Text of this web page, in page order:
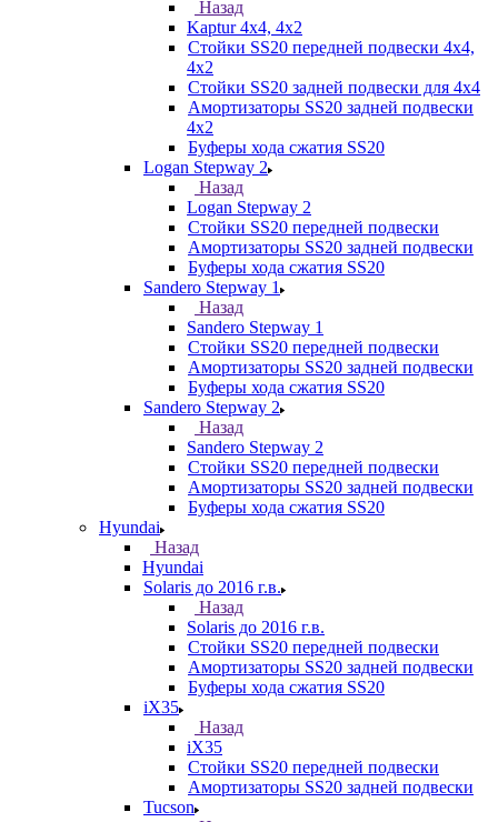
Назад
Kaptur 4х4, 4х2
Стойки SS20 передней подвески 4х4,
4x2
Стойки SS20 задней подвески для 4х4
Амортизаторы SS20 задней подвески
4х2
Буферы хода сжатия SS20
Logan Stepway 2
Назад
Logan Stepway 2
Стойки SS20 передней подвески
Амортизаторы SS20 задней подвески
Буферы хода сжатия SS20
Sandero Stepway 1
Назад
Sandero Stepway 1
Стойки SS20 передней подвески
Амортизаторы SS20 задней подвески
Буферы хода сжатия SS20
Sandero Stepway 2
Назад
Sandero Stepway 2
Стойки SS20 передней подвески
Амортизаторы SS20 задней подвески
Буферы хода сжатия SS20
Hyundai
Назад
Hyundai
Solaris до 2016 г.в.
Назад
Solaris до 2016 г.в.
Стойки SS20 передней подвески
Амортизаторы SS20 задней подвески
Буферы хода сжатия SS20
iX35
Назад
iX35
Стойки SS20 передней подвески
Амортизаторы SS20 задней подвески
Tucson